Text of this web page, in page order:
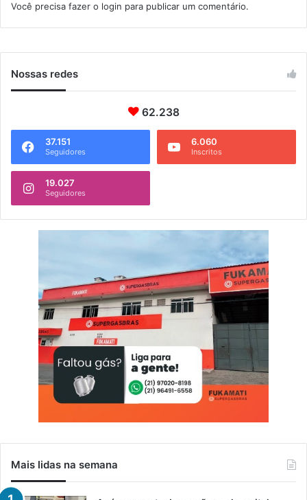
i
a
Você precisa fazer o login para publicar um comentário.
Nossas redes
62.238
37.151
Seguidores
6.060
Inscritos
19.027
Seguidores
Mais lidas na semana